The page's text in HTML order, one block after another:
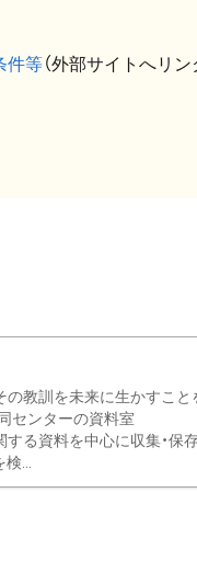
件等（外部サイトへリン
の教訓を未来に生かすこ
センターの資料室
る資料を中心に収集・保
...